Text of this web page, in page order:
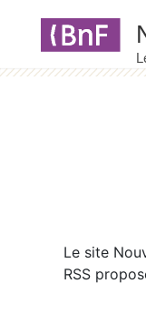
Le site
RSS